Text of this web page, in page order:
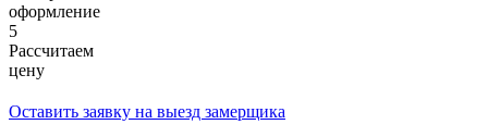
оформление
5
Рассчитаем
цену
Оставить заявку на выезд замерщика